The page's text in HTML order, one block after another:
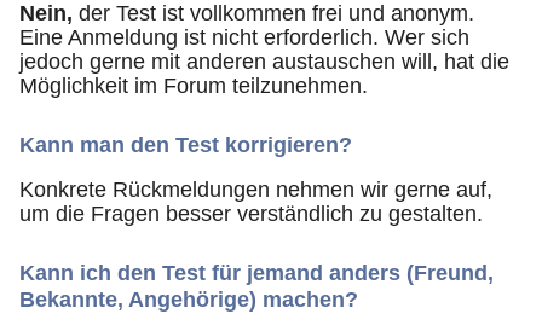
Nein, der Test ist vollkommen frei und anonym.
Eine Anmeldung ist nicht erforderlich. Wer sich
jedoch gerne mit anderen austauschen will, hat die
Möglichkeit im Forum teilzunehmen.
Kann man den Test korrigieren?
Konkrete Rückmeldungen nehmen wir gerne auf,
um die Fragen besser verständlich zu gestalten.
Kann ich den Test für jemand anders (Freund,
Bekannte, Angehörige) machen?